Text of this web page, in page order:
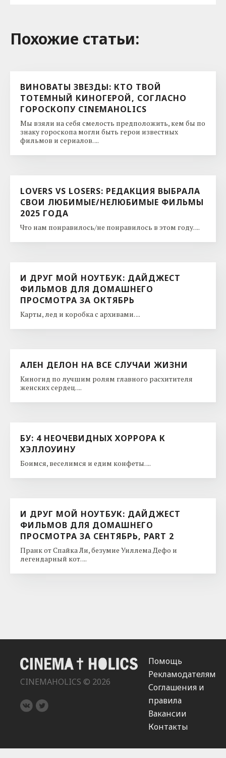
Похожие cтатьи:
ВИНОВАТЫ ЗВЕЗДЫ: КТО ТВОЙ
ТОТЕМНЫЙ КИНОГЕРОЙ, СОГЛАСНО
ГОРОСКОПУ CINEMAHOLICS
Мы взяли на себя смелость предположить, кем бы по
знаку гороскопа могли быть герои известных
фильмов и сериалов. ...
LOVERS VS LOSERS: РЕДАКЦИЯ ВЫБРАЛА
СВОИ ЛЮБИМЫЕ/НЕЛЮБИМЫЕ ФИЛЬМЫ
2025 ГОДА
Что нам понравилось/не понравилось в этом году. ...
И ДРУГ МОЙ НОУТБУК: ДАЙДЖЕСТ
ФИЛЬМОВ ДЛЯ ДОМАШНЕГО
ПРОСМОТРА ЗА ОКТЯБРЬ
Карты, лед и коробка с архивами. ...
АЛЕН ДЕЛОН НА ВСЕ СЛУЧАИ ЖИЗНИ
Киногид по лучшим ролям главного расхитителя
женских сердец. ...
БУ: 4 НЕОЧЕВИДНЫХ ХОРРОРА К
ХЭЛЛОУИНУ
Боимся, веселимся и едим конфеты. ...
И ДРУГ МОЙ НОУТБУК: ДАЙДЖЕСТ
ФИЛЬМОВ ДЛЯ ДОМАШНЕГО
ПРОСМОТРА ЗА СЕНТЯБРЬ, PART 2
Пранк от Спайка Ли, безумие Уиллема Дефо и
легендарный кот. ...
CINEMAHOLICS © 2026
Помощь
Рекламодателям
Соглашения и
правила
Вакансии
Контакты